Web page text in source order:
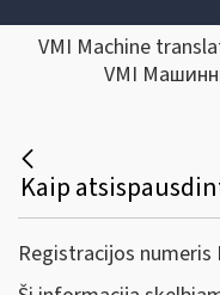
VMI Machine
VMI
Registracijos numeris